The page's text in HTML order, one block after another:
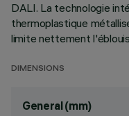
DALI. La technologie
thermoplastique
limite nettement
DIMENSIONS
General (mm)